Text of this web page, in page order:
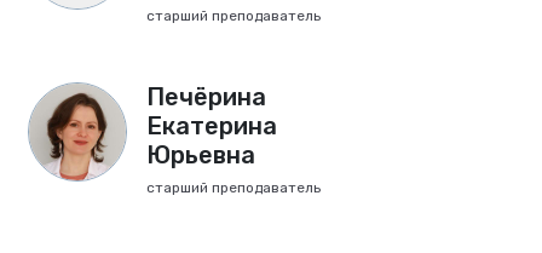
старший преподаватель
Печёрина
Екатерина
Юрьевна
старший преподаватель